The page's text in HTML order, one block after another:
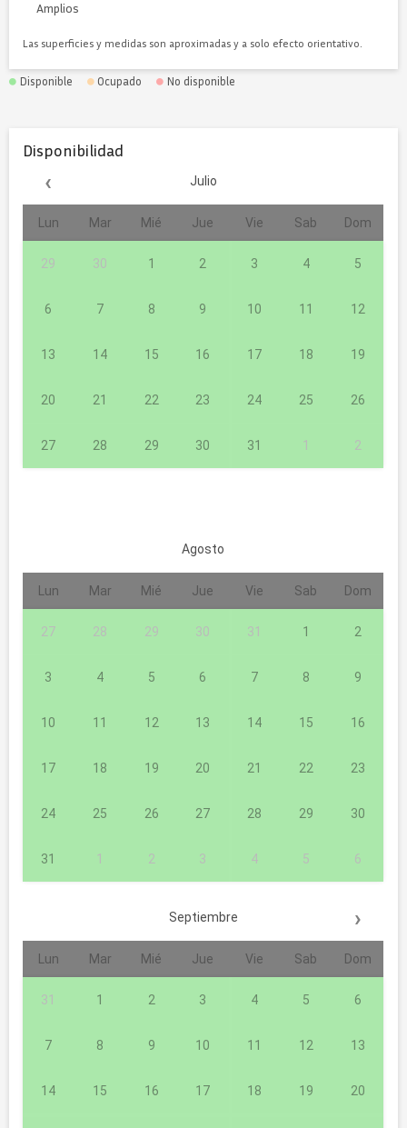
Amplios
Las superficies y medidas son aproximadas y a solo efecto orientativo.
Disponible Ocupado No disponible
Disponibilidad
‹ Julio
Lun Mar Mié Jue Vie Sab Dom
29 30 1 2 3 4 5
6 7 8 9 10 11 12
13 14 15 16 17 18 19
20 21 22 23 24 25 26
27 28 29 30 31 1 2
Agosto
Lun Mar Mié Jue Vie Sab Dom
27 28 29 30 31 1 2
3 4 5 6 7 8 9
10 11 12 13 14 15 16
17 18 19 20 21 22 23
24 25 26 27 28 29 30
31 1 2 3 4 5 6
Septiembre ›
Lun Mar Mié Jue Vie Sab Dom
31 1 2 3 4 5 6
7 8 9 10 11 12 13
14 15 16 17 18 19 20